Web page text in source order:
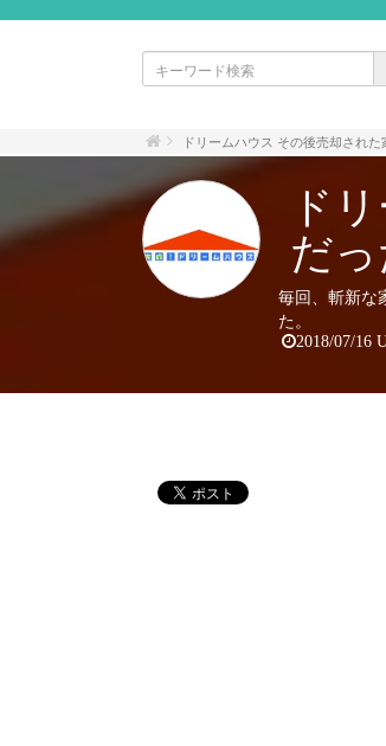
ドリームハウス その後売却され
ド
だ
毎回、斬新な
た。
2018/07/16